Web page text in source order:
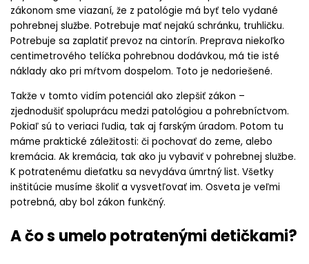
zákonom sme viazaní, že z patológie má byť telo vydané
pohrebnej službe. Potrebuje mať nejakú schránku, truhličku.
Potrebuje sa zaplatiť prevoz na cintorín. Preprava niekoľko
centimetrového telíčka pohrebnou dodávkou, má tie isté
náklady ako pri mŕtvom dospelom. Toto je nedoriešené.
Takže v tomto vidím potenciál ako zlepšiť zákon –
zjednodušiť spoluprácu medzi patológiou a pohrebníctvom.
Pokiaľ sú to veriaci ľudia, tak aj farským úradom. Potom tu
máme praktické záležitosti: či pochovať do zeme, alebo
kremácia. Ak kremácia, tak ako ju vybaviť v pohrebnej službe.
K potratenému dieťatku sa nevydáva úmrtný list. Všetky
inštitúcie musíme školiť a vysvetľovať im. Osveta je veľmi
potrebná, aby bol zákon funkčný.
A čo s umelo potratenými detičkami?